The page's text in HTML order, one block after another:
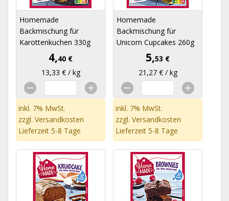
Homemade
Backmischung für
Karottenkuchen 330g
4,40 €
13,33 € / kg
inkl. 7% MwSt.
zzgl. Versandkosten
Lieferzeit 5-8 Tage
Homemade
Backmischung für
Unicorn Cupcakes 260g
5,53 €
21,27 € / kg
inkl. 7% MwSt.
zzgl. Versandkosten
Lieferzeit 5-8 Tage